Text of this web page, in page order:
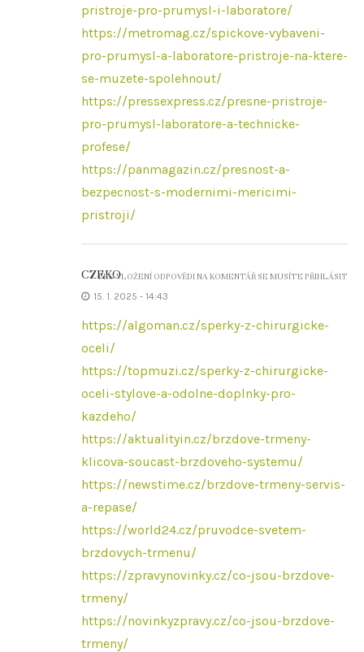
pristroje-pro-prumysl-i-laboratore/
https://metromag.cz/spickove-vybaveni-
pro-prumysl-a-laboratore-pristroje-na-ktere-
se-muzete-spolehnout/
https://pressexpress.cz/presne-pristroje-
pro-prumysl-laboratore-a-technicke-
profese/
https://panmagazin.cz/presnost-a-
bezpecnost-s-modernimi-mericimi-
pristroji/
CZEKO
15. 1. 2025 - 14:43
https://algoman.cz/sperky-z-chirurgicke-
oceli/
https://topmuzi.cz/sperky-z-chirurgicke-
oceli-stylove-a-odolne-doplnky-pro-
kazdeho/
https://aktualityin.cz/brzdove-trmeny-
klicova-soucast-brzdoveho-systemu/
https://newstime.cz/brzdove-trmeny-servis-
a-repase/
https://world24.cz/pruvodce-svetem-
brzdovych-trmenu/
https://zpravynovinky.cz/co-jsou-brzdove-
trmeny/
https://novinkyzpravy.cz/co-jsou-brzdove-
trmeny/
PRO VLOŽENÍ ODPOVĚDI NA KOMENTÁŘ SE MUSÍTE PŘIHLÁSIT